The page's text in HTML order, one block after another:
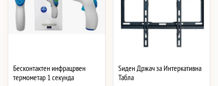
Бесконтактен инфрацрвен
термометар 1 секунда
Ѕиден Држач за Интеркативна
Табла